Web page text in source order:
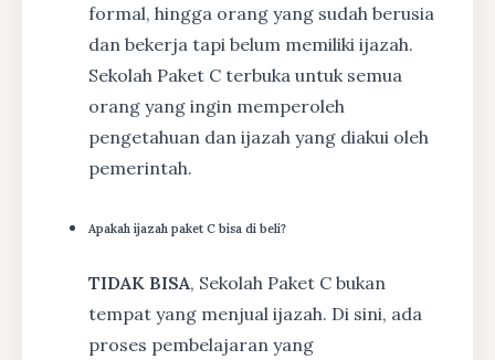
formal, hingga orang yang sudah berusia
dan bekerja tapi belum memiliki ijazah.
Sekolah Paket C terbuka untuk semua
orang yang ingin memperoleh
pengetahuan dan ijazah yang diakui oleh
pemerintah.
Apakah ijazah paket C bisa di beli?
TIDAK BISA, Sekolah Paket C bukan
tempat yang menjual ijazah. Di sini, ada
proses pembelajaran yang